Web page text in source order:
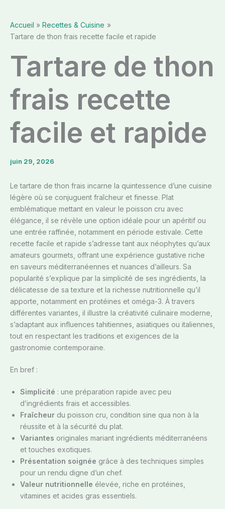
Accueil
Recettes & Cuisine
Tartare de thon frais recette facile et rapide
Tartare de thon
frais recette
facile et rapide
juin 29, 2026
Le tartare de thon frais incarne la quintessence d’une cuisine
légère où se conjuguent fraîcheur et finesse. Plat
emblématique mettant en valeur le poisson cru avec
élégance, il se révèle une option idéale pour un apéritif ou
une entrée raffinée, notamment en période estivale. Cette
recette facile et rapide s’adresse tant aux néophytes qu’aux
amateurs gourmets, offrant une expérience gustative riche
en saveurs méditerranéennes et nuances d’ailleurs. Sa
popularité s’explique par la simplicité de ses ingrédients, la
délicatesse de sa texture et la richesse nutritionnelle qu’il
apporte, notamment en protéines et oméga-3. À travers
différentes variantes, il illustre la créativité culinaire moderne,
s’adaptant aux influences tahitiennes, asiatiques ou italiennes,
tout en respectant les traditions et exigences de la
gastronomie contemporaine.
En bref :
Simplicité : une préparation rapide avec peu
d’ingrédients frais et accessibles.
Fraîcheur du poisson cru, condition sine qua non à la
réussite et à la sécurité du plat.
Variantes originales mariant ingrédients méditerranéens
et touches exotiques.
Présentation soignée grâce à des techniques simples
pour un rendu digne d’un chef.
Valeur nutritionnelle élevée, riche en protéines,
vitamines et acides gras essentiels.